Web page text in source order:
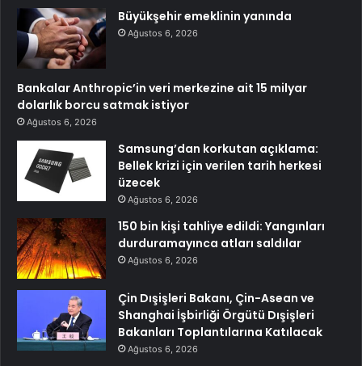
Büyükşehir emeklinin yanında
Ağustos 6, 2026
Bankalar Anthropic’in veri merkezine ait 15 milyar
dolarlık borcu satmak istiyor
Ağustos 6, 2026
Samsung’dan korkutan açıklama:
Bellek krizi için verilen tarih herkesi
üzecek
Ağustos 6, 2026
150 bin kişi tahliye edildi: Yangınları
durduramayınca atları saldılar
Ağustos 6, 2026
Çin Dışişleri Bakanı, Çin-Asean ve
Shanghai İşbirliği Örgütü Dışişleri
Bakanları Toplantılarına Katılacak
Ağustos 6, 2026